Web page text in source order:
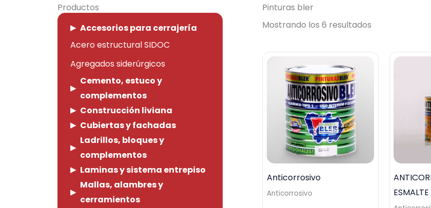
Productos
Accesorios para cerrajería
Acero estructural SIDOC
Agregados siderúrgicos
Cemento, estuco y
complementos
Construcción liviana
Cubiertas y fachadas
Ladrillos, bloques y
complementos
Laminas y sistema entrepiso
Mallas, alambres y
cerramientos
Pinturas bler
Mostrando los 6 resultados
Anticorrosivo
Anticorrosivo
ESMALTE